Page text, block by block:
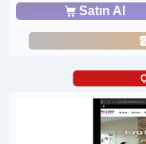
Satın Al